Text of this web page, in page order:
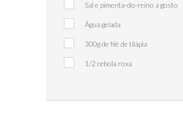
Sal e pimenta-do-reino a gosto
Água gelada
300g de filé de tilápia
1/2 cebola roxa